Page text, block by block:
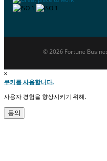
© 2026 Fortune
×
쿠키를 사용합니다.
사용자 경험을 향상시키기 위해.
동의